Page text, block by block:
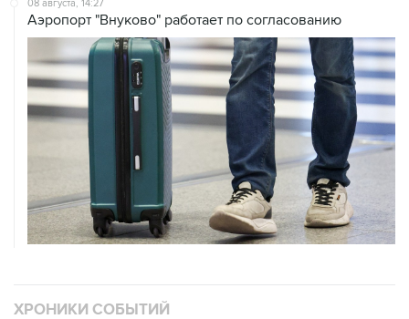
08 августа, 14:27
Аэропорт "Внуково" работает по согласованию
ХРОНИКИ СОБЫТИЙ